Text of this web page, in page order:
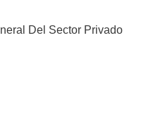
Del Sector Privado